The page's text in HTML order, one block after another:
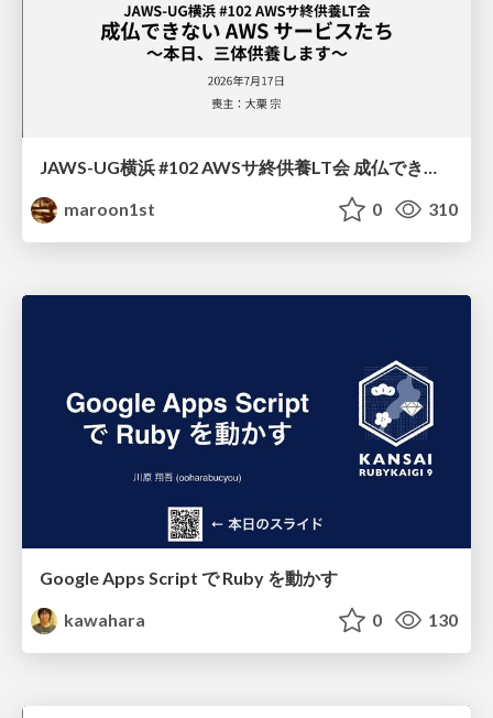
JAWS-UG横浜 #102 AWSサ終供養LT会 成仏できない AWS サービスたち 〜本日、三体供養します〜
maroon1st
0 310
Google Apps Script で Ruby を動かす
kawahara
0 130